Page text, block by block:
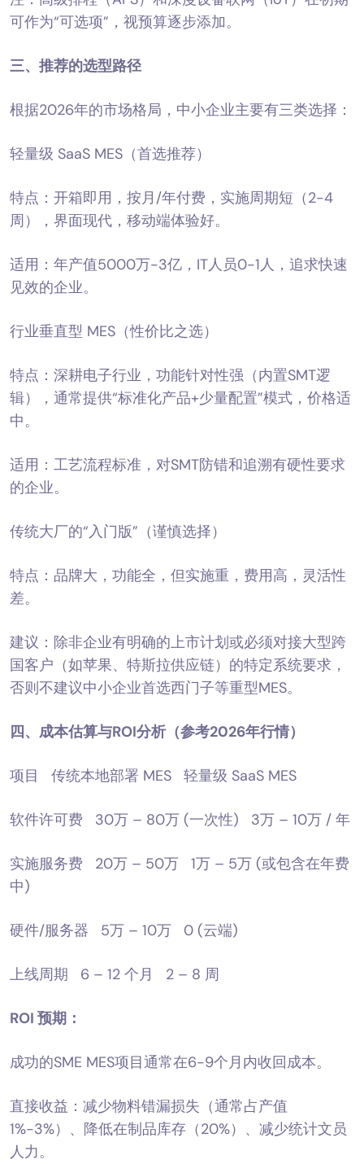
可作为“可选项”，视预算逐步添加。
三、推荐的选型路径
根据2026年的市场格局，中小企业主要有三类选择：
轻量级 SaaS MES（首选推荐）
特点：开箱即用，按月/年付费，实施周期短（2-4
周），界面现代，移动端体验好。
适用：年产值5000万-3亿，IT人员0-1人，追求快速
见效的企业。
行业垂直型 MES（性价比之选）
特点：深耕电子行业，功能针对性强（内置SMT逻
辑），通常提供“标准化产品+少量配置”模式，价格适
中。
适用：工艺流程标准，对SMT防错和追溯有硬性要求
的企业。
传统大厂的“入门版”（谨慎选择）
特点：品牌大，功能全，但实施重，费用高，灵活性
差。
建议：除非企业有明确的上市计划或必须对接大型跨
国客户（如苹果、特斯拉供应链）的特定系统要求，
否则不建议中小企业首选西门子等重型MES。
四、成本估算与ROI分析（参考2026年行情）
项目 传统本地部署 MES 轻量级 SaaS MES
软件许可费 30万 – 80万 (一次性) 3万 – 10万 / 年
实施服务费 20万 – 50万 1万 – 5万 (或包含在年费
中)
硬件/服务器 5万 – 10万 0 (云端)
上线周期 6 – 12 个月 2 – 8 周
ROI 预期：
成功的SME MES项目通常在6-9个月内收回成本。
直接收益：减少物料错漏损失（通常占产值
1%-3%）、降低在制品库存（20%）、减少统计文员
人力。